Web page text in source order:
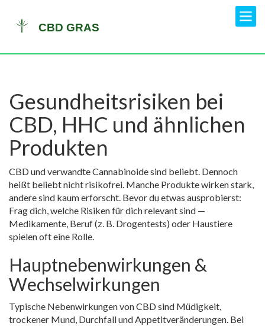
Gesundheitsrisiken bei
CBD, HHC und ähnlichen
Produkten
CBD und verwandte Cannabinoide sind beliebt. Dennoch
heißt beliebt nicht risikofrei. Manche Produkte wirken stark,
andere sind kaum erforscht. Bevor du etwas ausprobierst:
Frag dich, welche Risiken für dich relevant sind —
Medikamente, Beruf (z. B. Drogentests) oder Haustiere
spielen oft eine Rolle.
Hauptnebenwirkungen &
Wechselwirkungen
Typische Nebenwirkungen von CBD sind Müdigkeit,
trockener Mund, Durchfall und Appetitveränderungen. Bei